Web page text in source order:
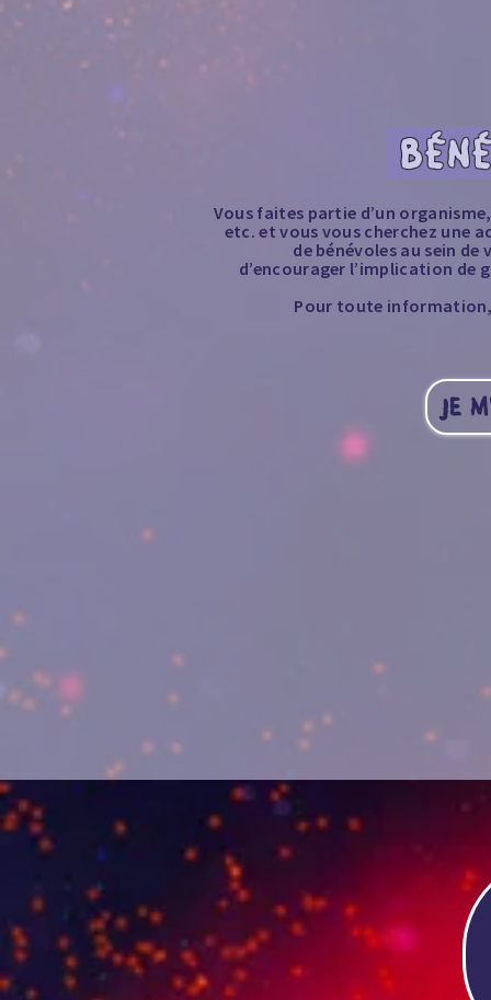
Vous faites partie d’un
etc. et vous vous cherchez une
de bénévoles au sein
d’encourager l’implication de
Pour toute
JE